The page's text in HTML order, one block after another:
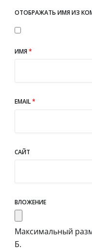
ОТОБРАЖАТЬ ИМЯ ИЗ
ИМЯ*
EMAIL*
САЙТ
ВЛОЖЕНИЕ
Максимальный
Б.